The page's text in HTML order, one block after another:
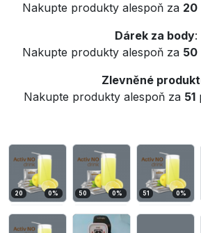
Nakupte produkty alespoň za 20
Dárek za body:
Nakupte produkty alespoň za 50
Zlevněné
Nakupte produkty alespoň za 51
20 0% 50 0% 51 0%